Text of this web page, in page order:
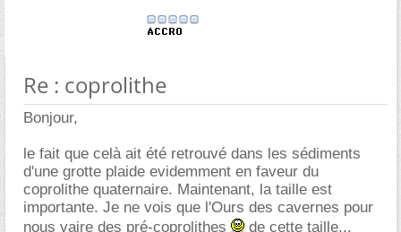
Re : coprolithe
Bonjour,
le fait que celà ait été retrouvé dans les sédiments
d'une grotte plaide evidemment en faveur du
coprolithe quaternaire. Maintenant, la taille est
importante. Je ne vois que l'Ours des cavernes pour
nous vaire des pré-coprolithes
de cette taille...